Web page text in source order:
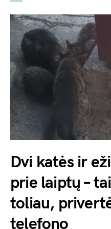
Dvi katės ir
prie laiptų –
toliau,
telefono